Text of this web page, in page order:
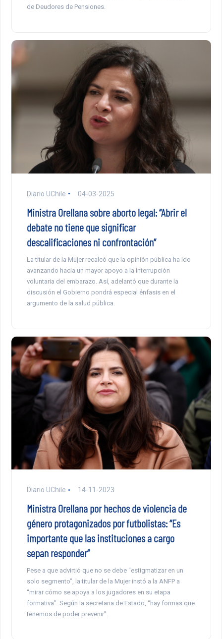
de Deudores de Pensiones.
Diario UChile 04-03-2025
Ministra Orellana sobre aborto legal: “Abrir el
debate no tiene que significar
descalificaciones ni confrontación”
La titular de la Mujer recalcó que la opinión pública ha ido
avanzando hacia un mayor apoyo a la interrupción
voluntaria del embarazo. Así, adelantó que durante la
discusión el Gobierno pondrá especial énfasis en el
argumento de la salud pública.
Diario UChile 14-11-2023
Ministra Orellana por hechos de violencia de
género protagonizados por futbolistas: “Es
importante que las instituciones a cargo
sepan responder”
Pese a que advirtió que no se debe “estigmatizar en un
solo segmento”, la titular de la Mujer instó a la ANFP a
“mirar cómo se apoya a los jugadores en su etapa
formativa”. Según la secretaria de Estado, “hay formas que
tenemos de poder prevenir”.